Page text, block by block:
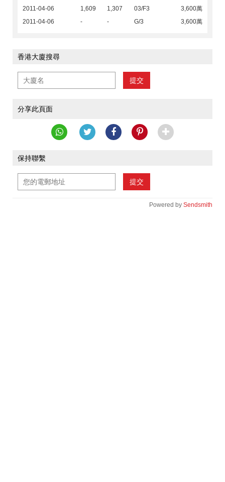
2011-04-06 1,609 1,307 03/F3
3,600萬
2011-04-06
- - G/3 3,600萬
香港大廈搜尋
提交
分享此頁面
保持聯繫
提交
Powered by Sendsmith